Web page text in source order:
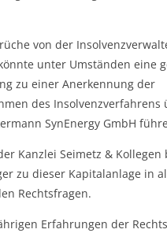
von der
unter Umständen eine
zu einer Anerkennung der
des Insolvenzverfahrens
SynEnergy GmbH
Kanzlei Seimetz & Kollegen
zu dieser Kapitalanlage in
Rechtsfragen.
Erfahrungen der